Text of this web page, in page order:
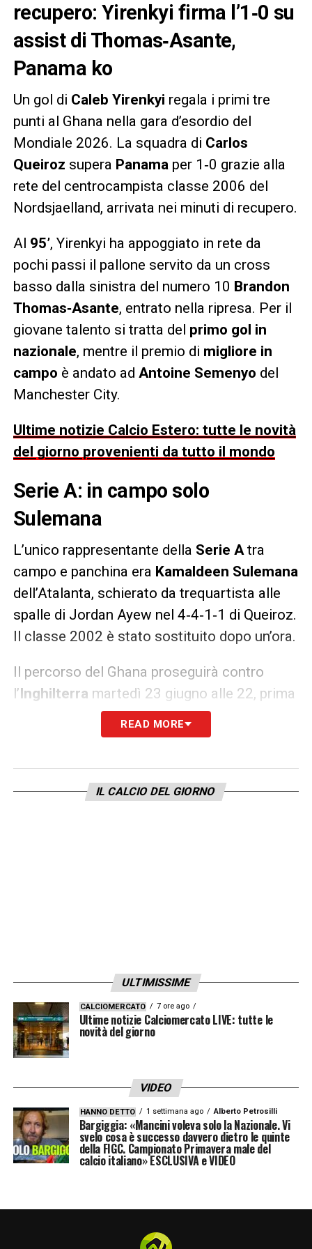
recupero: Yirenkyi firma l’1‑0 su
assist di Thomas‑Asante,
Panama ko
Un gol di Caleb Yirenkyi regala i primi tre
punti al Ghana nella gara d’esordio del
Mondiale 2026. La squadra di Carlos
Queiroz supera Panamaper 1‑0 grazie alla
rete del centrocampista classe 2006 del
Nordsjaelland, arrivata nei minuti di recupero.
Al 95’, Yirenkyi ha appoggiato in rete da
pochi passi il pallone servito da un cross
basso dalla sinistra del numero 10 Brandon
Thomas‑Asante, entrato nella ripresa. Per il
giovane talento si tratta del primo gol in
nazionale, mentre il premio di migliore in
campo è andato ad Antoine Semenyo del
Manchester City.
Ultime notizie Calcio Estero: tutte le novità
del giorno provenienti da tutto il mondo
Serie A: in campo solo
Sulemana
L’unico rappresentante della Serie Atra
campo e panchina era Kamaldeen Sulemana
dell’Atalanta, schierato da trequartista alle
spalle di Jordan Ayew nel 4‑4‑1‑1 di Queiroz.
Il classe 2002 è stato sostituito dopo un’ora.
Il percorso del Ghana proseguirà contro
l’ Inghilterra martedì 23 giugno alle 22, prima
della chiusura del girone contro la
sabato 27 alle 23. Panama tornerà in campo
Croazia, poi affronterà l’Inghilterra il 27
fine stagione.
Classe 2006, è uncentrocampista difensivo
moderno:
mette ordine in mezzo al campo
può giocare da mediano puro
si adatta sia a un centrocampo a due sia a uno a
quattro
il ruolo dibraccettoin una difesa a tre
Ha un contratto fino al2030
READ MORE
IL CALCIO DEL GIORNO
ULTIMISSIME
CALCIOMERCATO 7 ore ago
Ultime notizie Calciomercato LIVE: tutte le
novità del giorno
VIDEO
HANNO DETTO 1 settimana ago Alberto Petrosilli
Bargiggia: «Mancini voleva solo la Nazionale. Vi
svelo cosa è successo davvero dietro le quinte
della FIGC. Campionato Primavera male del
calcio italiano» ESCLUSIVA e VIDEO